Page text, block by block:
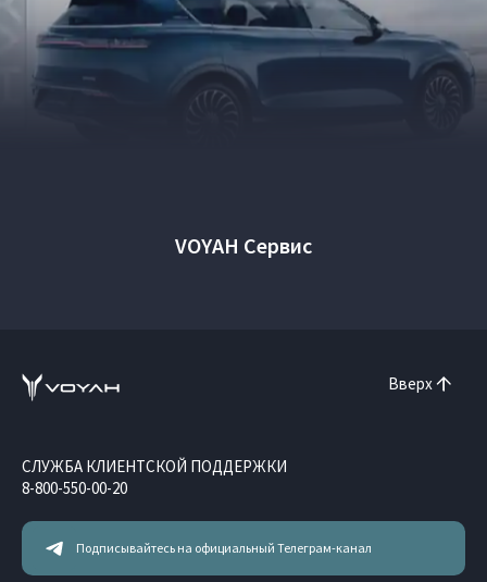
VOYAH Сервис
Вверх
Подписывайтесь на официальный Телеграм-канал
СЛУЖБА КЛИЕНТСКОЙ ПОДДЕРЖКИ
8-800-550-00-20